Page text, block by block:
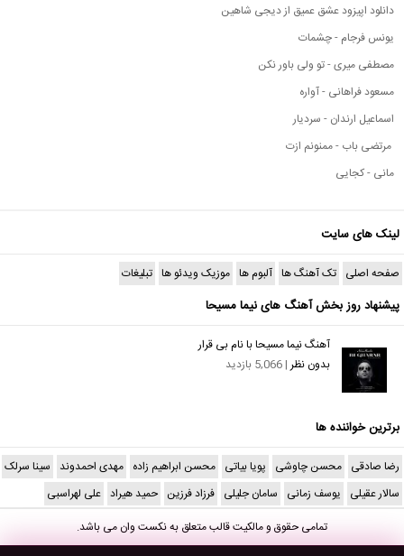
دانلود اپیزود عشق عمیق از دیجی شاهین
یونس فرجام - چشمات
مصطفی میری - تو ولی باور نکن
مسعود فراهانی - آواره
اسماعیل ارندان - سردیار
مرتضی باب - ممنونم ازت
مانی - کجایی
لینک های سایت
صفحه اصلی تک آهنگ ها آلبوم ها موزیک ویدئو ها تبلیغات
پیشنهاد روز بخش آهنگ های نیما مسیحا
آهنگ نیما مسیحا با نام بی قرار
بدون نظر | 5,066 بازدید
برترین خواننده ها
رضا صادقی محسن چاوشی پویا بیاتی محسن ابراهیم زاده مهدی احمدوند سینا سرلک
سالار عقیلی یوسف زمانی سامان جلیلی فرزاد فرزین حمید هیراد علی لهراسبی
تمامی حقوق و مالکیت قالب متعلق بهنکست وانمی باشد.